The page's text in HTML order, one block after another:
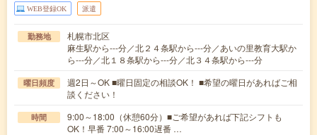
WEB登録OK 派遣
勤務地
札幌市北区
麻生駅から---分／北２４条駅から---分／あいの里教育大駅か
ら---分／北１８条駅から---分／北３４条駅から---分
曜日頻度
週2日～OK ■曜日固定の相談OK！ ■希望の曜日があればご相
談ください！
時間
9:00～18:00（休憩60分）■ご希望があれば下記シフトも
OK！早番 7:00～16:00遅番 …